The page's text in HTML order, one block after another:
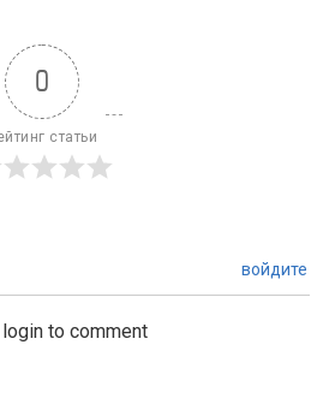
0
статьи
войдите
to comment